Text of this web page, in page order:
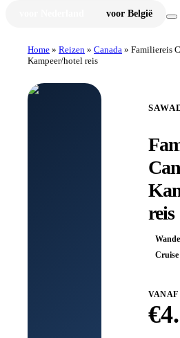
voor België
Home » Reizen » Canada » Familiereis
Kampeer/hotel reis
reis
Cruise
VANAF
€